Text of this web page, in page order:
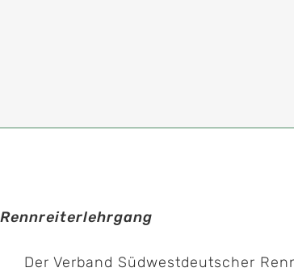
Rennreiterlehrgang
Der Verband Südwestdeutscher